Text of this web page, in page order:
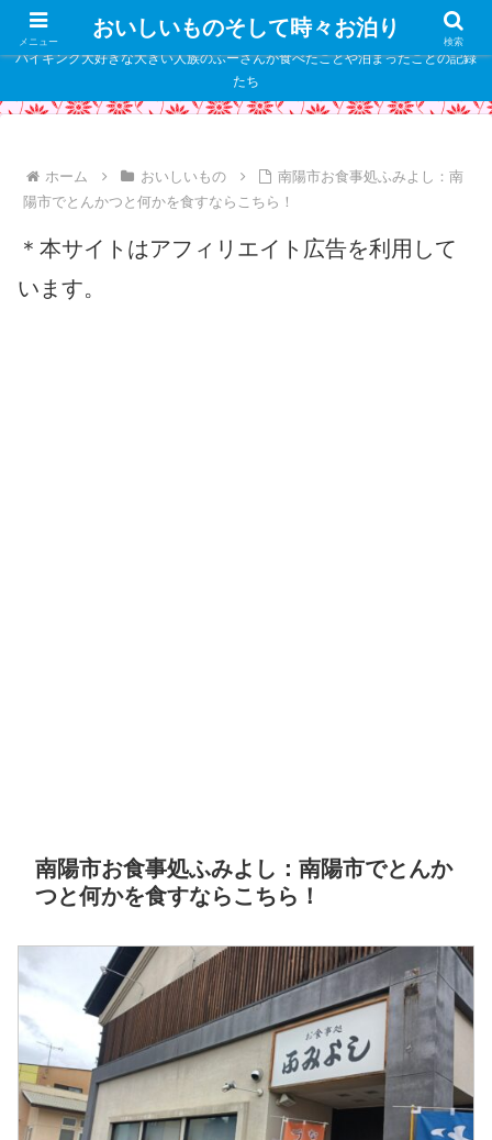
" />
バイキング大好きな大きい人族のふーさんが食べたことや泊まったことの記録
たち
ホーム おいしいもの
南陽市お食事処ふみよし：南
陽市でとんかつと何かを食すならこちら！
＊本サイトはアフィリエイト広告を利用して
います。
南陽市お食事処ふみよし：南陽市でとんか
つと何かを食すならこちら！
メニュー
おいしいものそして時々お泊り
検索